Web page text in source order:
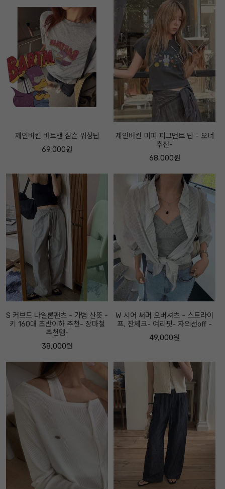
제인버킨 바트맨 심슨 워싱탑
69,000원
제인버킨 미피 피그먼트 탑 - 오너
추천-
68,000원
S 커브드 나일론팬츠 - 가볍 산뜻 -
키 160대 초반이하 추천- 장마철
추천템-
38,000원
W 시어 써머 오버셔츠 - 스트라이
프, 잔체크- 여리핏- 자외선off -
49,000원